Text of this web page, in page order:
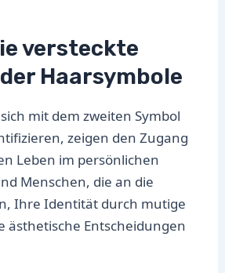
versteckte
Haarsymbole
mit dem zweiten Symbol
zeigen den Zugang
Leben im persönlichen
Menschen, die an die
Ihre Identität durch mutige
ästhetische Entscheidungen